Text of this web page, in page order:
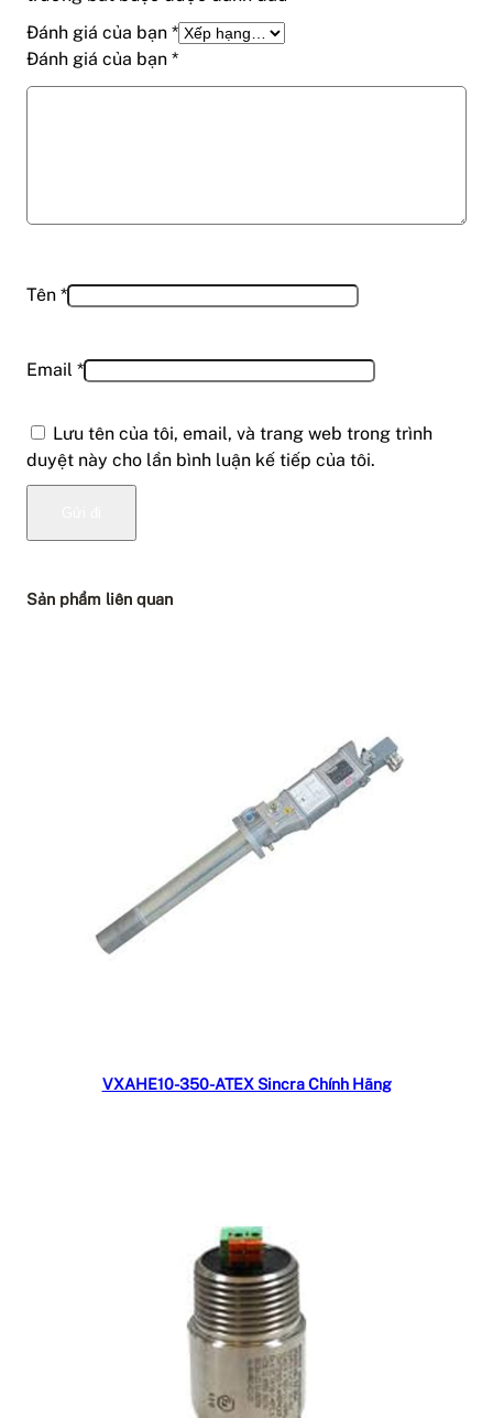
Đánh giá của bạn *
Đánh giá của bạn *
Tên *
Email *
Lưu tên của tôi, email, và trang web trong trình
duyệt này cho lần bình luận kế tiếp của tôi.
Sản phẩm liên quan
Đọc tiếp
VXAHE10-350-ATEX Sincra Chính Hãng